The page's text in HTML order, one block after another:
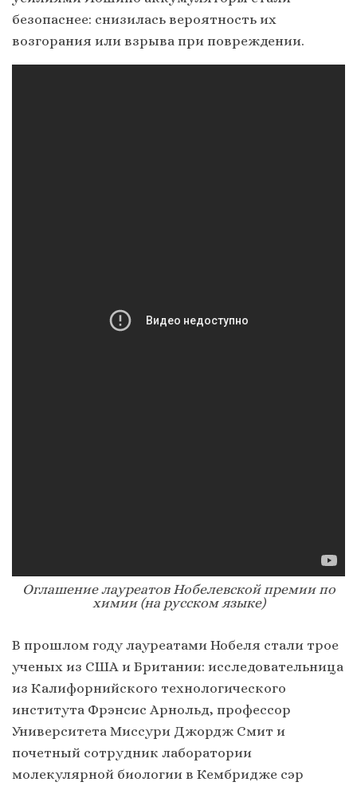
безопаснее: снизилась вероятность их
возгорания или взрыва при повреждении.
Оглашение лауреатов Нобелевской премии по
химии (на русском языке)
В прошлом году лауреатами Нобеля стали трое
ученых из США и Британии: исследовательница
из Калифорнийского технологического
института Фрэнсис Арнольд, профессор
Университета Миссури Джордж Смит и
почетный сотрудник лаборатории
молекулярной биологии в Кембридже сэр